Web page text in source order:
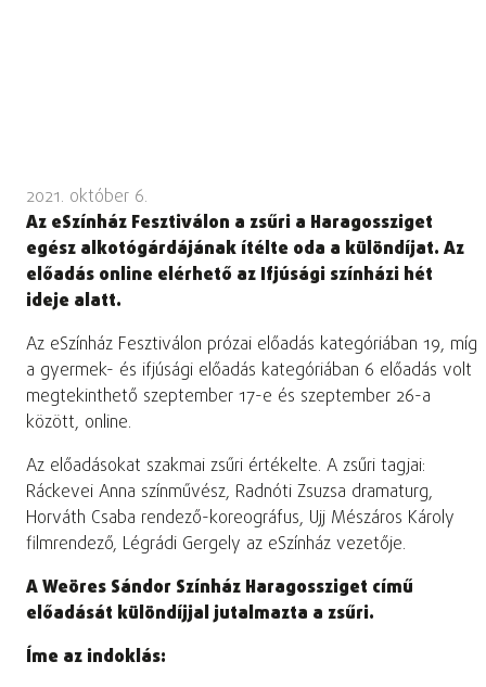
2021. október 6.
Az eSzínház Fesztiválon a zsűri a Haragossziget
egész alkotógárdájának ítélte oda a különdíjat. Az
előadás online elérhető az Ifjúsági színházi hét
ideje alatt.
Az eSzínház Fesztiválon prózai előadás kategóriában 19, míg
a gyermek- és ifjúsági előadás kategóriában 6 előadás volt
megtekinthető szeptember 17-e és szeptember 26-a
között, online.
Az előadásokat szakmai zsűri értékelte. A zsűri tagjai:
Ráckevei Anna színművész, Radnóti Zsuzsa dramaturg,
Horváth Csaba rendező-koreográfus, Ujj Mészáros Károly
filmrendező, Légrádi Gergely az eSzínház vezetője.
A Weöres Sándor Színház Haragossziget című
előadását különdíjjal jutalmazta a zsűri.
Íme az indoklás: